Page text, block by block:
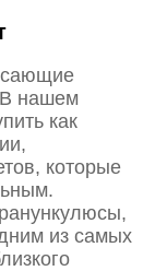
нашем
как
которые
из самых